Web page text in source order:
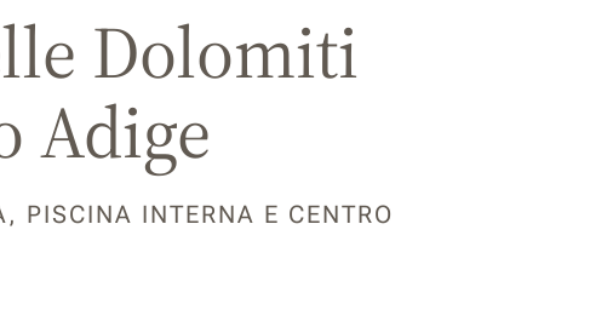
Dolomiti
Adige
PISCINA INTERNA E CENTRO